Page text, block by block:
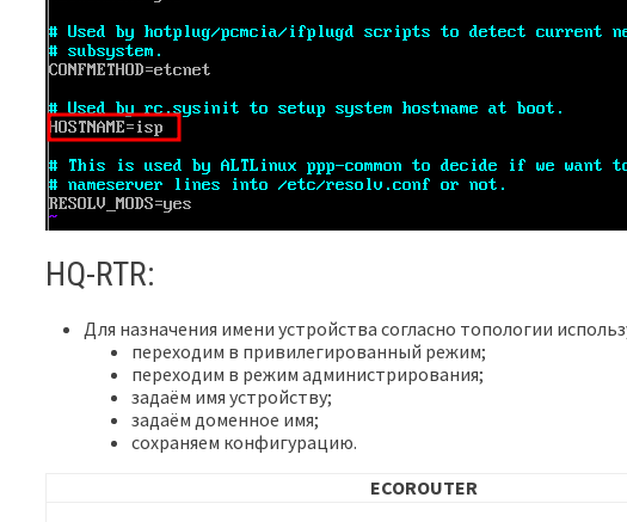
HQ-RTR:
Для назначения имени устройства согласно топологии
переходим в привилегированный режим;
переходим в режим администрирования;
задаём имя устройству;
задаём доменное имя;
сохраняем конфигурацию.
ECOROUTER